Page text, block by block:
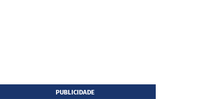
PUBLICIDADE